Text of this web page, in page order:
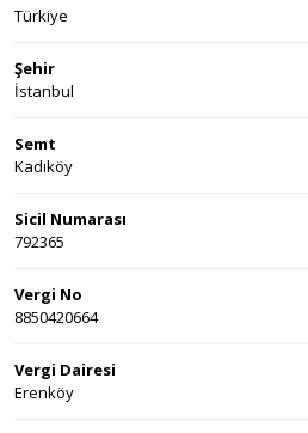
Türkiye
Şehir
İstanbul
Semt
Kadıköy
Sicil Numarası
792365
Vergi No
8850420664
Vergi Dairesi
Erenköy